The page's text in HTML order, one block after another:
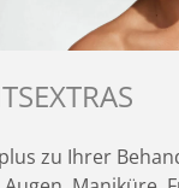
zu Ihrer